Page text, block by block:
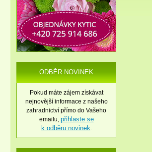
ODBĚR NOVINEK
Pokud máte zájem získávat
nejnovější informace z našeho
zahradnictví přímo do Vašeho
emailu, přihlaste se
k odběru novinek.